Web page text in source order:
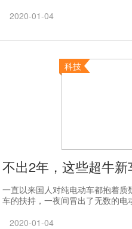
2020-01-04
科技
不出2年，这些超牛
一直以来国人对纯电动车都抱着
车的扶持，一夜间冒出了无数的
2020-01-04